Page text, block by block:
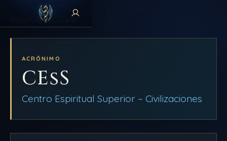
Glosario
ACRÓNIMO
CEsS
Centro Espiritual Superior – Civilizaciones